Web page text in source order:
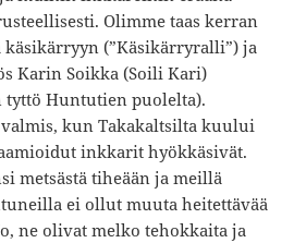
Olimme taas kerran
(”Käsikärryralli”) ja
Karin Soikka (Soili Kari)
tyttö Huntutien puolelta).
kun Takakaltsilta kuului
inkkarit hyökkäsivät.
metsästä tiheään ja meillä
ei ollut muuta heitettävää
ne olivat melko tehokkaita ja